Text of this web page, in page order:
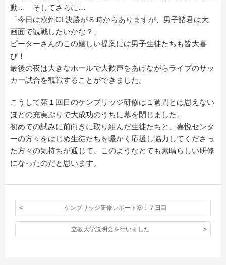
動… そしてさらに…
「今日は欧州CL決勝が８時からありますが、男子諸君は大
画面で観戦したいかな？」
ピーターさんのこの嬉しい提案には男子生徒たちも皆大喜
び！
最後の夜は大きなホールで大歓声をあげながらライブのサッ
カー試合を観戦することができました。
こうして第１回目のケンブリッジ研修は１週間とは思えない
ほどの充実ぶりで大成功のうちに幕を閉じました。
初めての試みに前向きに取り組んだ生徒たちと、嘉悦センタ
ーの方々をはじめ生徒たちを暖かく応援し協力してくださっ
た方々の気持ちが通じて、このようなとても素晴らしい研修
になったのだと思います。
ケンブリッジ研修レポート⑥：７日目
立教大学説明会を行いました